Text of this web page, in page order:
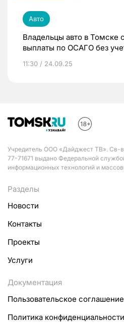
Авто
Владельцы авто в Томске
выплаты по ОСАГО без
11:30 / 24.09.25
Учредитель ООО «Дайджест ТВ».
77-71671 выдано Федеральной
информационных технологий и
Разделы
Новости
Контакты
Проекты
Услуги
Документация
Пользовательское соглашение
Политика конфиденциальности